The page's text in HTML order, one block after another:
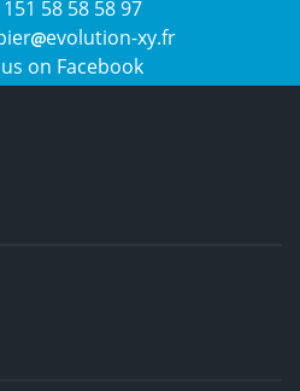
58 58 58 97
evolution-xy.fr
on Facebook